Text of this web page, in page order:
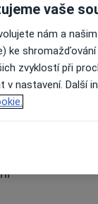
vaše
nám a
ke
zvyklostí při
v nastavení. Další